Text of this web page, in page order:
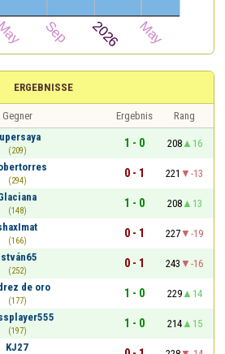
ERGEBNISSE
Gegner Ergebnis
Rang
(209)
1 - 0 208
16
(294)
0 - 1 221
-13
(148)
1 - 0 208
13
(166)
0 - 1 227
-19
(252)
0 - 1 243
-16
de oro
(177)
1 - 0 229
14
(197)
1 - 0 214
15
KJ27